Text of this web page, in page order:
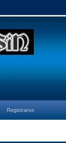
Registrarse